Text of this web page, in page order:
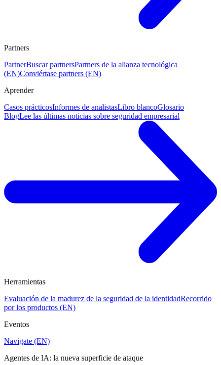
Partners
PartnerBuscar partnersPartners de la alianza tecnológica
(EN)Conviértase partners (EN)
Aprender
Casos prácticosInformes de analistasLibro blancoGlosario
BlogLee las últimas noticias sobre seguridad empresarial
Herramientas
Evaluación de la madurez de la seguridad de la identidadRecorrido
por los productos (EN)
Eventos
Navigate (EN)
Agentes de IA: la nueva superficie de ataque